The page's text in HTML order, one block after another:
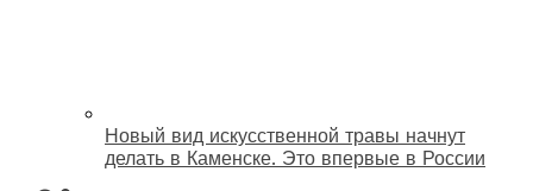
Новый вид искусственной травы начнут
делать в Каменске. Это впервые в России